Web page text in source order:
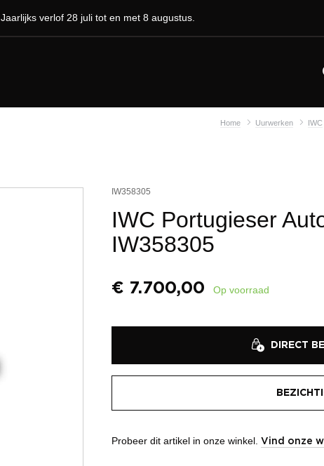
Jaarlijks verlof 28 juli tot en met 8 augustus.
Home Uurwerken IWC
IW358305
IWC Portugieser
IW358305
€ 7.700,00 Op voorraad
DIRECT
Probeer dit artikel in onze winkel. Vind onze